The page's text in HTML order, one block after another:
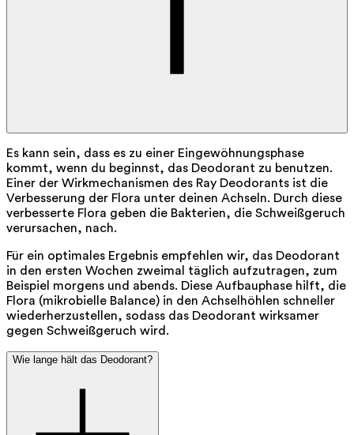
Es kann sein, dass es zu einer Eingewöhnungsphase
kommt, wenn du beginnst, das Deodorant zu benutzen.
Einer der Wirkmechanismen des Ray Deodorants ist die
Verbesserung der Flora unter deinen Achseln. Durch diese
verbesserte Flora geben die Bakterien, die Schweißgeruch
verursachen, nach.
Für ein optimales Ergebnis empfehlen wir, das Deodorant
in den ersten Wochen zweimal täglich aufzutragen, zum
Beispiel morgens und abends. Diese Aufbauphase hilft, die
Flora (mikrobielle Balance) in den Achselhöhlen schneller
wiederherzustellen, sodass das Deodorant wirksamer
gegen Schweißgeruch wird.
Wie lange hält das Deodorant?